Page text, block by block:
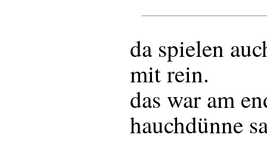
da spielen
mit rein.
das war am
hauchdünne